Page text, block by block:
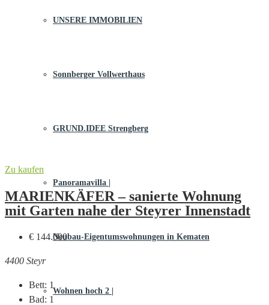
UNSERE IMMOBILIEN
Sonnberger Vollwerthaus
GRUND.IDEE Strengberg
Panoramavilla |
Neubau-Eigentums­­wohnungen in Kematen
Wohnen hoch 2 |
Zu kaufen
MARIENKÄFER – sanierte Wohnung
mit Garten nahe der Steyrer Innenstadt
€ 144.000
4400 Steyr
Bett: 1
Bad: 1